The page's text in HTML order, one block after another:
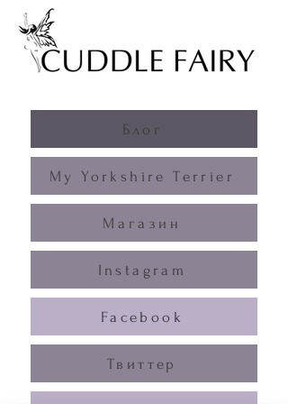
Блог
My Yorkshire Terrier
Магазин
Instagram
Facebook
Твиттер